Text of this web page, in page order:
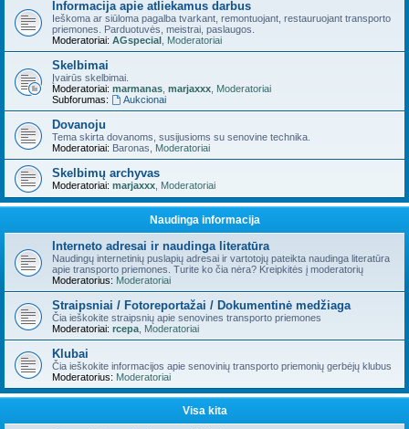
Informacija apie atliekamus darbus
Ieškoma ar siūloma pagalba tvarkant, remontuojant, restauruojant transporto
priemones. Parduotuvės, meistrai, paslaugos.
Moderatoriai: AGspecial Moderatoriai
Skelbimai
Įvairūs skelbimai.
Moderatoriai: marmanas marjaxxx Moderatoriai
Subforumas:
Aukcionai
Dovanoju
Tema skirta dovanoms, susijusioms su senovine technika.
Moderatoriai: Baronas Moderatoriai
Skelbimų archyvas
Moderatoriai: marjaxxx Moderatoriai
Naudinga informacija
Interneto adresai ir naudinga literatūra
Naudingų internetinių puslapių adresai ir vartotojų pateikta naudinga literatūra
apie transporto priemones. Turite ko čia nėra? Kreipkitės į moderatorių
Moderatorius: Moderatoriai
Straipsniai / Fotoreportažai / Dokumentinė medžiaga
Čia ieškokite straipsnių apie senovines transporto priemones
Moderatoriai: rcepa Moderatoriai
Klubai
Čia ieškokite informacijos apie senovinių transporto priemonių gerbėjų klubus
Moderatorius: Moderatoriai
Visa kita